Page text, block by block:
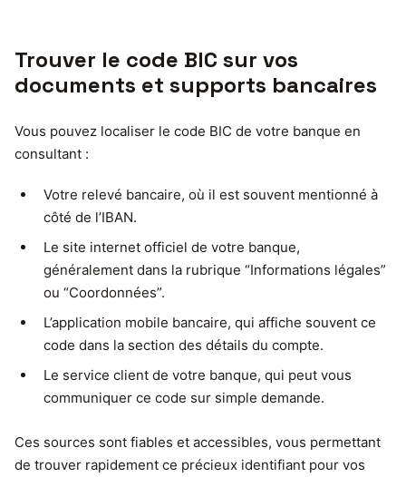
Trouver le code BIC sur vos
documents et supports bancaires
Vous pouvez localiser le code BIC de votre banque en
consultant :
Votre relevé bancaire, où il est souvent mentionné à
côté de l’IBAN.
Le site internet officiel de votre banque,
généralement dans la rubrique “Informations légales”
ou “Coordonnées”.
L’application mobile bancaire, qui affiche souvent ce
code dans la section des détails du compte.
Le service client de votre banque, qui peut vous
communiquer ce code sur simple demande.
Ces sources sont fiables et accessibles, vous permettant
de trouver rapidement ce précieux identifiant pour vos